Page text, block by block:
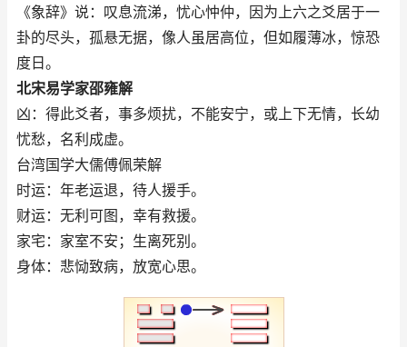
《象辞》说：叹息流涕，忧心忡仲，因为上六之爻居于一
卦的尽头，孤悬无据，像人虽居高位，但如履薄冰，惊恐
度日。
北宋易学家邵雍解
凶：得此爻者，事多烦扰，不能安宁，或上下无情，长幼
忧愁，名利成虚。
台湾国学大儒傅佩荣解
时运：年老运退，待人援手。
财运：无利可图，幸有救援。
家宅：家室不安；生离死别。
身体：悲恸致病，放宽心思。